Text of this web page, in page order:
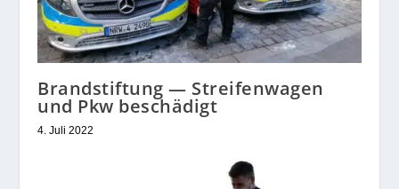
Brandstiftung — Streifenwagen
und Pkw beschädigt
4. Juli 2022